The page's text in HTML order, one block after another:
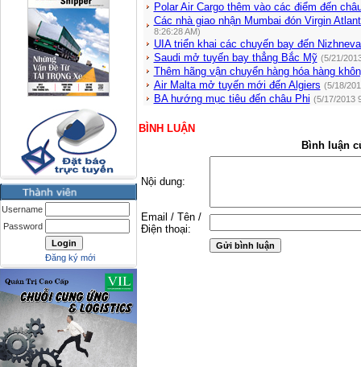
Username
Password
Đăng ký mới
Polar Air Cargo thêm vào các điểm đến
Các nhà giao nhận Mumbai đón Virgin
8:26:28 AM)
UIA triển khai các chuyến bay đến
Saudi mở tuyến bay thẳng Bắc Mỹ (5/21/
Thêm hãng vận chuyển hàng hóa hàng
Air Malta mở tuyến mới đến Algiers (5/18/
BA hướng mục tiêu đến châu Phi (5/17/2013
BÌNH LUẬN
Bình luận
Nội dung:
Email / Tên /
Điện thoại: